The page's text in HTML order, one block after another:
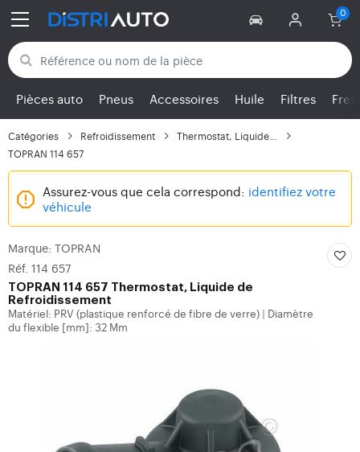
Retour aux catégories
Pièces auto Pneus Accessoires Huile Filtres
Catégories Refroidissement
TOPRAN 114 657
Assurez-vous que cela correspond: identifiez votre
véhicule
Marque: TOPRAN
Réf. 114 657
TOPRAN 114 657 Thermostat, Liquide de
Refroidissement
Matériel: PRV (plastique renforcé de fibre de verre)
Diamètre
du flexible [mm]: 32 Mm